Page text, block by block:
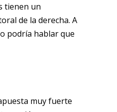
tienen un
de la derecha. A
podría hablar que
muy fuerte